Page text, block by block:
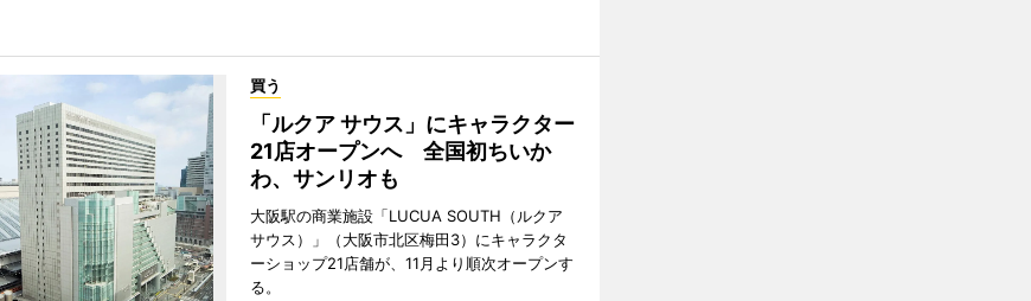
買う
「ルクア サウス」にキャラクター
21店オープンへ 全国初ちいか
わ、サンリオも
大阪駅の商業施設「LUCUA SOUTH（ルクア
サウス）」（大阪市北区梅田3）にキャラクタ
ーショップ21店舗が、11月より順次オープンす
る。